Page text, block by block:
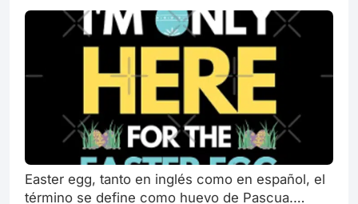
Easter egg, tanto en inglés como en español, el
término se define como huevo de Pascua.